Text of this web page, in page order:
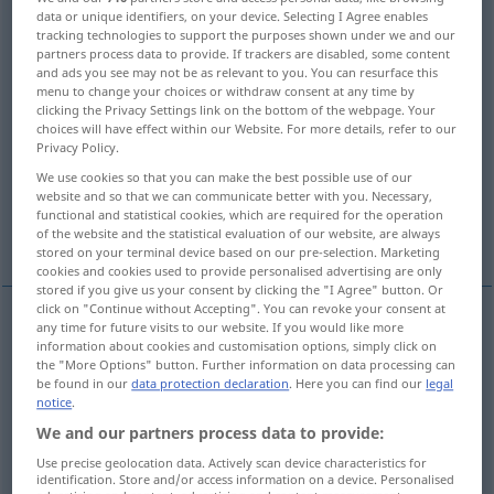
Overview of all translations
(For more details, click/tap on the translation)
Abend Abendzeit Nachmittag
Lebensabend
Gesellschaftsabend, Abend
Abendm evening
Abendzeitf eveningfrom dusk to bedtime
data or unique identifiers, on your device. Selecting I Agree enables
tracking technologies to support the purposes shown under we and our
partners process data to provide. If trackers are disabled, some content
and ads you see may not be as relevant to you. You can resurface this
menu to change your choices or withdraw consent at any time by
clicking the Privacy Settings link on the bottom of the webpage. Your
choices will have effect within our Website. For more details, refer to our
Privacy Policy.
We use cookies so that you can make the best possible use of our
website and so that we can communicate better with you. Necessary,
functional and statistical cookies, which are required for the operation
of the website and the statistical evaluation of our website, are always
stored on your terminal device based on our pre-selection. Marketing
cookies and cookies used to provide personalised advertising are only
stored if you give us your consent by clicking the "I Agree" button. Or
click on "Continue without Accepting". You can revoke your consent at
any time for future visits to our website. If you would like more
information about cookies and customisation options, simply click on
the "More Options" button. Further information on data processing can
be found in ourdata protection declaration. Here you can find our legal
notice.
We and our partners process data to provide:
Use precise geolocation data. Actively scan device characteristics for
identification. Store and/or access information on a device. Personalised